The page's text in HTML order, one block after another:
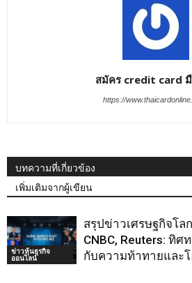
สมัคร credit card
https://
บทความที่เกี่ยวข้อง
เพิ่มเติมจากผู้เขียน
ข่าวหุ้นธุรกิจ
ออนไลน์
สรุปข่าวเศรษฐกิจโล
CNBC, Reuters: ทิศ
กับความท้าทายและ